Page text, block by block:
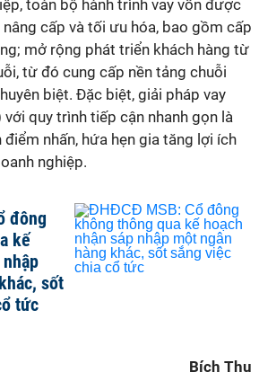
toàn bộ hành trình vay vốn được
cấp và tối ưu hóa, bao gồm cấp
mở rộng phát triển khách hàng từ
từ đó cung cấp nền tảng chuỗi
biệt. Đặc biệt, giải pháp vay
quy trình tiếp cận nhanh gọn là
nhấn, hứa hẹn gia tăng lợi ích
nghiệp.
đông
kế
sốt
tức
Bích Thu